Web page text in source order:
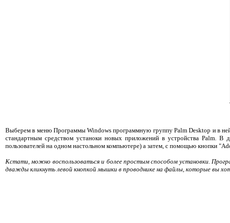
Выберем в меню Программы Windows программную группу Palm Desktop и в
стандартным средством устаноки новых приложений в устройства Palm. В
пользователей на одном настольном компьютере) а затем, с помощью кнопки
Кстати, можно воспользоваться и более простым способом установки.
дважды кликнуть левой кнопкой мышки в проводнике на файлы, которые вы